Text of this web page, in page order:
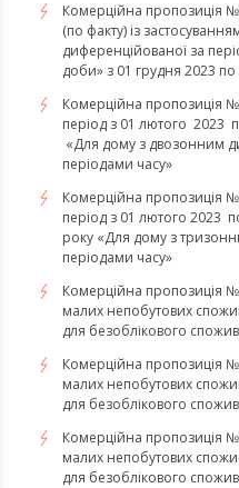
Комерційна пропозиція
(по факту) із
диференційованої за
доби» з 01 грудня 2023
Комерційна пропозиція
період з 01 лютого 2023
«Для дому з двозонним
періодами часу»
Комерційна пропозиція
період з 01 лютого 2023
року «Для дому з
періодами часу»
​​​​​​​Комерційна пропозиція
малих непобутових
для безоблікового
Комерційна пропозиція
малих непобутових
для безоблікового
Комерційна пропозиція
малих непобутових
для безоблікового